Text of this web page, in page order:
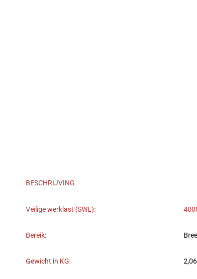
BESCHRIJVING
Veilige werklast (SWL):
Bereik:
Gewicht in KG: 2,06